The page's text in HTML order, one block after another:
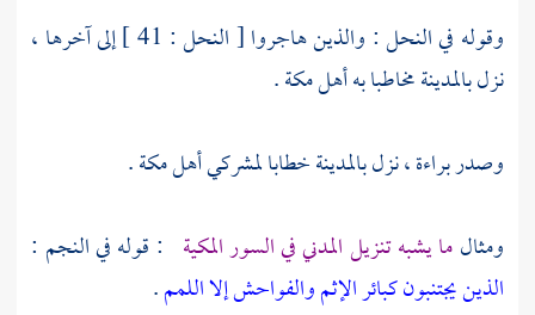
وقوله في النحل : والذين هاجروا [ النحل : 41 ] إلى آخرها ،
نزلبالمدينةمخاطبا بهأهلمكة.
وصدر براءة ، نزلبالمدينةخطابا لمشركيأهلمكة.
ومثالما يشبه تنزيل المدني في السور المكية : قوله في النجم :
الذين يجتنبون كبائر الإثم والفواحش إلا اللمم.